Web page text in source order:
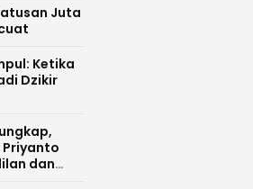
Juta
Ketika
Dzikir
Priyanto
dan